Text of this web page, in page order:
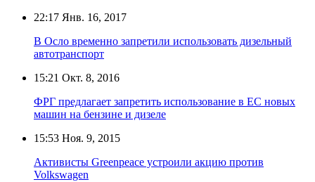
22:17 Янв. 16, 2017
В Осло временно запретили использовать дизельный
автотранспорт
15:21 Окт. 8, 2016
ФРГ предлагает запретить использование в ЕС новых
машин на бензине и дизеле
15:53 Ноя. 9, 2015
Активисты Greenpeace устроили акцию против
Volkswagen